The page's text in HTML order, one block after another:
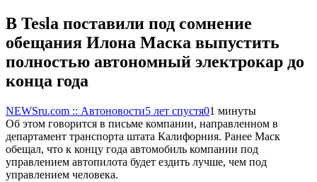
В Tesla поставили под сомнение
обещания Илона Маска выпустить
полностью автономный электрокар до
конца года
NEWSru.com :: Автоновости5 лет спустя01 минуты
Об этом говорится в письме компании, направленном в
департамент транспорта штата Калифорния. Ранее Маск
обещал, что к концу года автомобиль компании под
управлением автопилота будет ездить лучше, чем под
управлением человека.